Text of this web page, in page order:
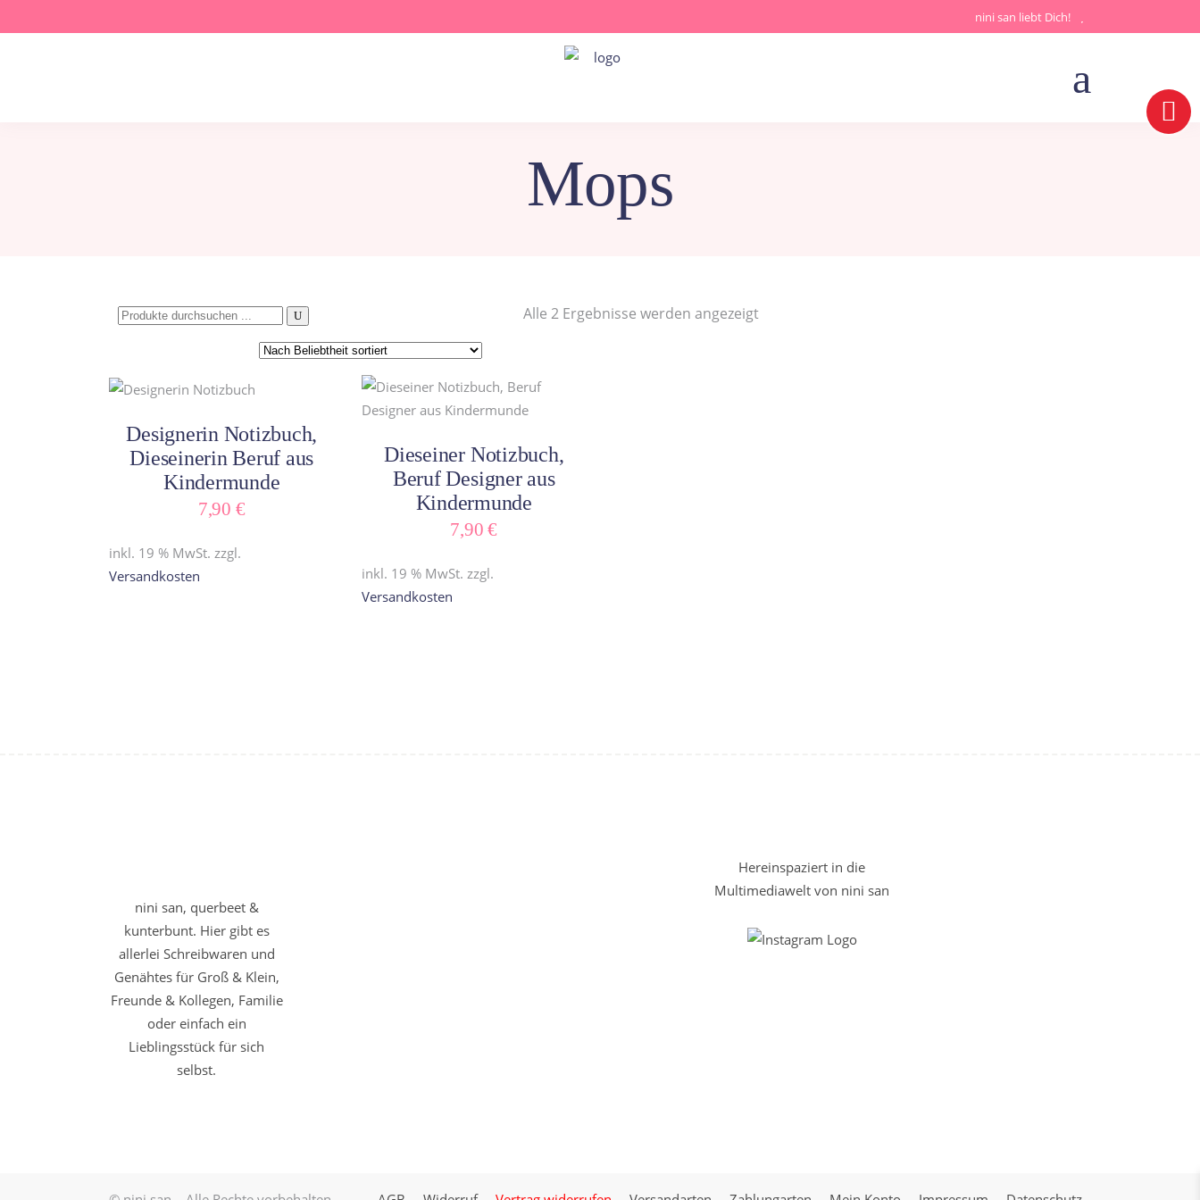
nini san liebt Dich!
Mops
Search
Alle 2 Ergebnisse werden angezeigtNach
Designerin Notizbuch,
Dieseinerin Beruf aus
Kindermunde
7,90 €
inkl. 19 % MwSt. zzgl.
Versandkosten
In den Warenkorb
Dieseiner Notizbuch,
Beruf Designer aus
Kindermunde
7,90€
inkl. 19 % MwSt. zzgl.
Versandkosten
nini san, querbeet &
kunterbunt. Hier gibt es
allerlei Schreibwaren und
Genähtes für Groß & Klein,
Freunde & Kollegen, Familie
oder einfach ein
Lieblingsstück für sich
selbst.
Hereinspaziert in die
Multimediawelt von nini san